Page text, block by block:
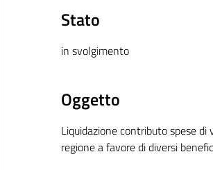
Stato
in svolgimento
Oggetto
Liquidazione contributo spese
regione a favore di diversi